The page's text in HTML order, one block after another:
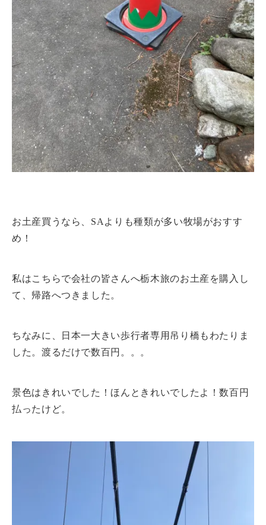
お土産買うなら、SAよりも種類が多い牧場がおすす
め！
私はこちらで会社の皆さんへ栃木旅のお土産を購入し
て、帰路へつきました。
ちなみに、日本一大きい歩行者専用吊り橋もわたりま
した。渡るだけで数百円。。。
景色はきれいでした！ほんときれいでしたよ！数百円
払ったけど。